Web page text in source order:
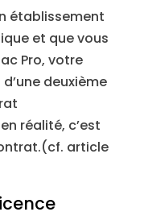
établissement
et que vous
Pro, votre
deuxième
réalité, c’est
article